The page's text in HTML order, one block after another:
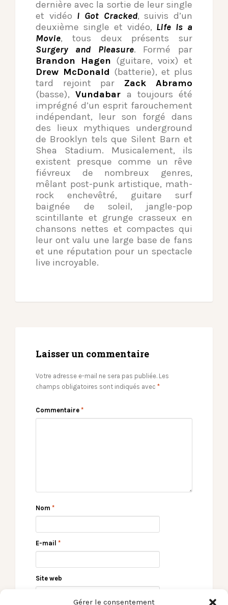
Gérer le consentement
dernière avec la sortie de leur single
et vidéo I Got Cracked, suivis d’un
deuxième single et vidéo, Life Is a
Movie, tous deux présents sur
Surgery and Pleasure. Formé par
Brandon Hagen (guitare, voix) et
Drew McDonald (batterie), et plus
tard rejoint par Zack Abramo
(basse),Vundabar a toujours été
imprégné d’un esprit farouchement
indépendant, leur son forgé dans
des lieux mythiques underground
de Brooklyn tels que Silent Barn et
Shea Stadium. Musicalement, ils
existent presque comme un rêve
fiévreux de nombreux genres,
mêlant post-punk artistique, math-
rock enchevêtré, guitare surf
baignée de soleil, jangle-pop
scintillante et grunge crasseux en
chansons nettes et compactes qui
leur ont valu une large base de fans
et une réputation pour un spectacle
live incroyable.
Laisser un commentaire
Votre adresse e-mail ne sera pas publiée. Les
champs obligatoires sont indiqués avec *
Commentaire *
Nom *
E-mail *
Site web